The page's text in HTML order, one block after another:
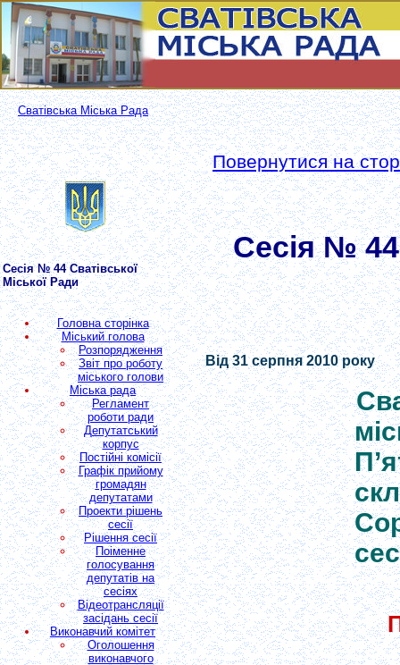
Сватівська Міська Рада
Сесія № 44 Сватівської
Міської Ради
Головна сторінка
Міський голова
Розпорядження
Звіт про роботу
міського голови
Міська рада
Регламент
роботи ради
Депутатський
корпус
Постійні комісії
Графік прийому
громадян
депутатами
Проекти рішень
сесії
Рішення сесії
Поіменне
голосування
депутатів на
сесіях
Відеотрансляції
засідань сесії
Виконавчий комітет
Оголошення
виконавчого
Повернутися на
Сесія № 44
Від 31 серпня 2010 року